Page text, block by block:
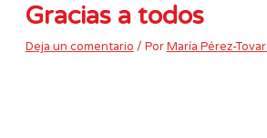
Gracias a todos
Deja un comentario / PorMaría Pérez-Tovar